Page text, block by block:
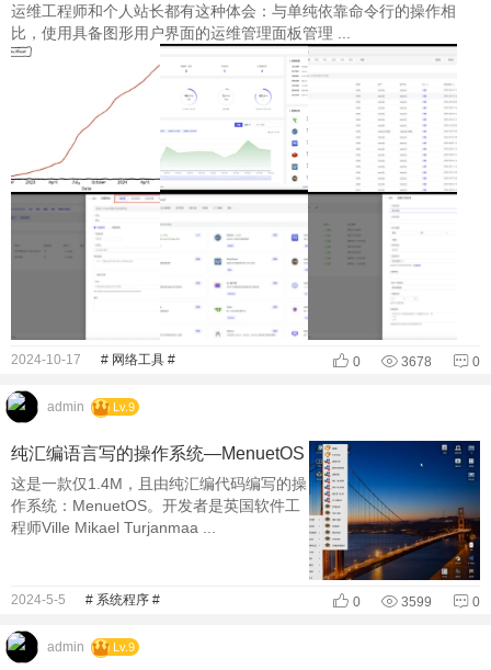
运维工程师和个人站长都有这种体会：与单纯依靠命令行的操作相
比，使用具备图形用户界面的运维管理面板管理 ...
2024-10-17 # 网络工具 # 0 3678 0
admin Lv.9
纯汇编语言写的操作系统—MenuetOS
这是一款仅1.4M，且由纯汇编代码编写的操
作系统：MenuetOS。开发者是英国软件工
程师Ville Mikael Turjanmaa ...
2024-5-5 # 系统程序 # 0 3599 0
admin Lv.9